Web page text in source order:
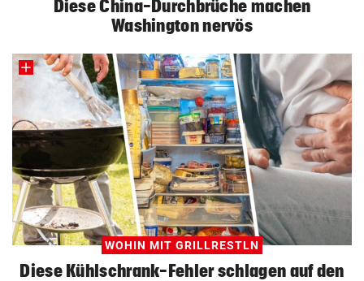
Diese China-Durchbrüche machen
Washington nervös
WOHIN MIT GRILLRESTLN
Diese Kühlschrank-Fehler schlagen auf den